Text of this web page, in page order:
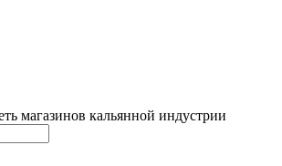
магазинов кальянной индустрии